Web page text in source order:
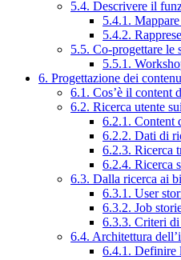
5.4. Descrivere il
5.4.1. Mappare
5.4.2.
5.5. Co-progettare le
5.5.1.
6. Progettazione dei
6.1. Cos’è il content
6.2. Ricerca utente
6.2.1. Content
6.2.2. Dati di
6.2.3. Ricerca
6.2.4. Ricerca
6.3. Dalla ricerca ai
6.3.1. User
6.3.2. Job
6.3.3. Criteri di
6.4. Architettura
6.4.1. Definire